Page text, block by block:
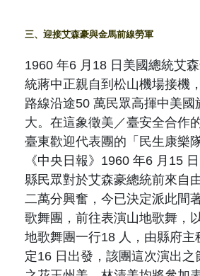
三、迎接艾森豪與金馬前線勞軍
1960 年6 月 18 日美國總統艾
統蔣中正親自到松山機場接機
路線沿途50 萬民眾高揮中美國
大。在這象徵美／臺安全合作
臺東歡迎代表團的「民生康樂
《中央日報》 1960 年6 月 15
縣民眾對於艾森豪總統前來自
二萬分興奮，今已決定派此間
歌舞團，前往表演山地歌舞，
地歌舞團一行18 人，由縣府主
定16 日出發，該團這次演出